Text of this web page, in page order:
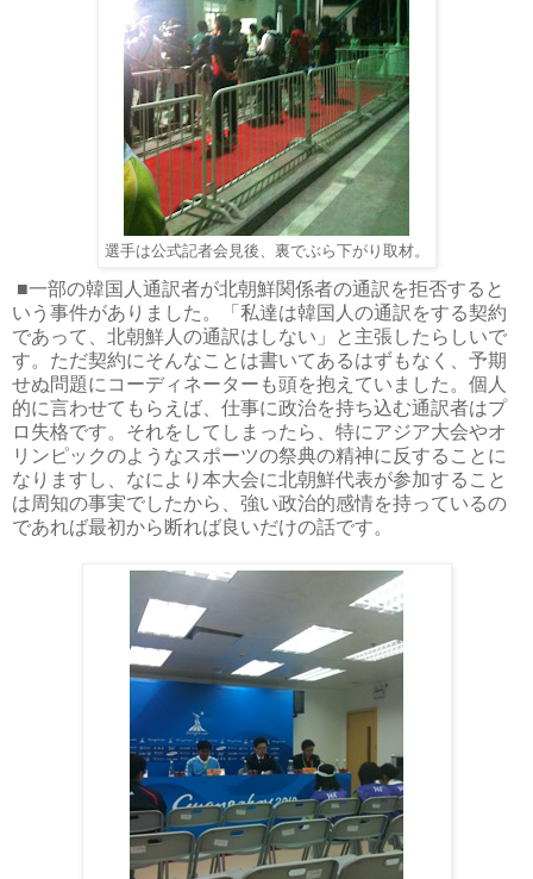
選手は公式記者会見後、裏でぶら下がり取材。
■一部の韓国人通訳者が北朝鮮関係者の通訳を拒否すると
いう事件がありました。「私達は韓国人の通訳をする契約
であって、北朝鮮人の通訳はしない」と主張したらしいで
す。ただ契約にそんなことは書いてあるはずもなく、予期
せぬ問題にコーディネーターも頭を抱えていました。個人
的に言わせてもらえば、仕事に政治を持ち込む通訳者はプ
ロ失格です。それをしてしまったら、特にアジア大会やオ
リンピックのようなスポーツの祭典の精神に反することに
なりますし、なにより本大会に北朝鮮代表が参加すること
は周知の事実でしたから、強い政治的感情を持っているの
であれば最初から断れば良いだけの話です。